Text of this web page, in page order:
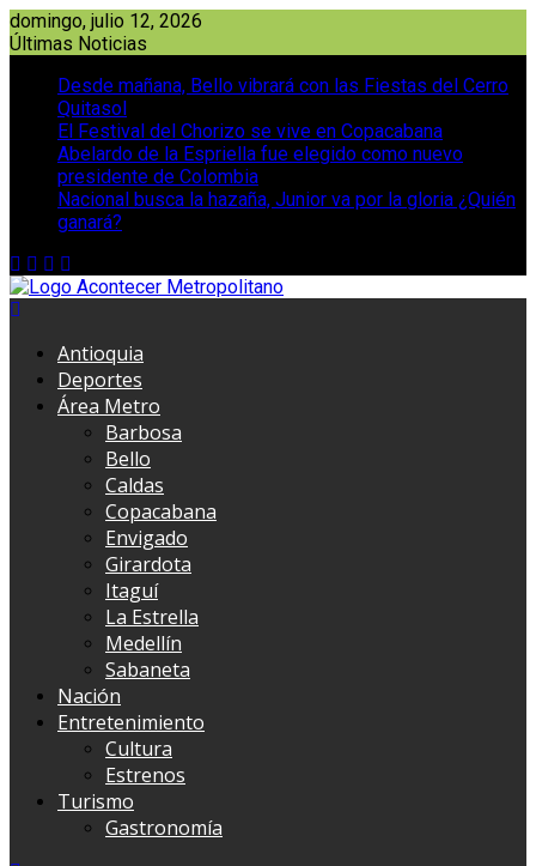
Saltar
al
domingo, julio 12, 2026
Últimas Noticias
Desde mañana, Bello vibrará con las Fiestas del Cerro
Quitasol
El Festival del Chorizo se vive en Copacabana
Abelardo de la Espriella fue elegido como nuevo
presidente de Colombia
Nacional busca la hazaña, Junior va por la gloria ¿Quién
ganará?
Antioquia
Deportes
Área Metro
Barbosa
Bello
Caldas
Copacabana
Envigado
Girardota
Itaguí
La Estrella
Medellín
Sabaneta
Nación
Entretenimiento
Cultura
Estrenos
Turismo
Gastronomía